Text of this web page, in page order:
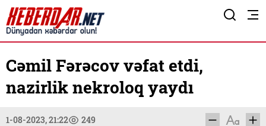
Cəmil Fərəcov vəfat etdi,
nazirlik nekroloq yaydı
1-08-2023, 21:22 249